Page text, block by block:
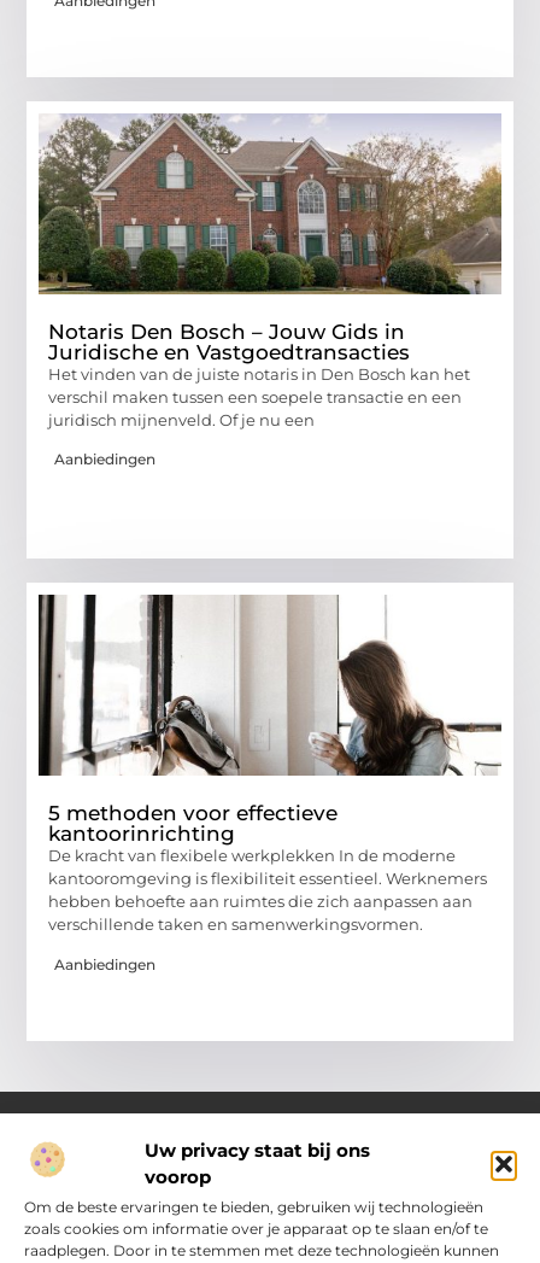
Uw privacy staat bij ons
voorop
Om de beste ervaringen te bieden, gebruiken wij technologieën
zoals cookies om informatie over je apparaat op te slaan en/of te
raadplegen. Door in te stemmen met deze technologieën kunnen
Notaris Den Bosch – Jouw Gids in
Juridische en Vastgoedtransacties
Het vinden van de juiste notaris in Den Bosch kan het
verschil maken tussen een soepele transactie en een
juridisch mijnenveld. Of je nu een
Aanbiedingen
5 methoden voor effectieve
kantoorinrichting
De kracht van flexibele werkplekken In de moderne
kantooromgeving is flexibiliteit essentieel. Werknemers
hebben behoefte aan ruimtes die zich aanpassen aan
verschillende taken en samenwerkingsvormen.
Aanbiedingen
Over Pakhuisroosendaal.nl
Jouw gids voor inspiratie en tips uit het dagelijks leven.
Ontdek een brede verzameling blogs en artikelen die je helpen
om het meeste uit elke dag te halen, met praktische adviezen